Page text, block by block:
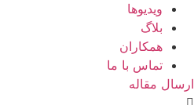
ویدیوها
بلاگ
همکاران
تماس با ما
ارسال مقاله